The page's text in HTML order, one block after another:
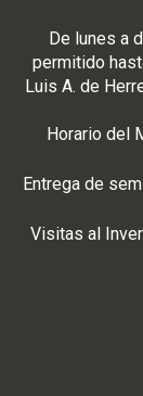
De lunes a
permitido
Luis A. de
Horario del
Entrega de
Visitas al